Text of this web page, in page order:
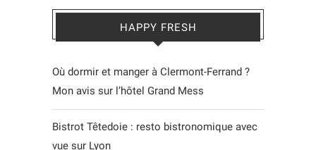
HAPPY FRESH
Où dormir et manger à Clermont-Ferrand ?
Mon avis sur l’hôtel Grand Mess
Bistrot Têtedoie : resto bistronomique avec
vue sur Lyon